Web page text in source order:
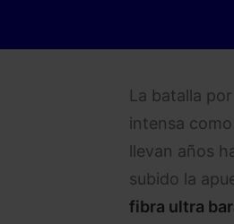
La batalla
intensa
llevan años
subido la
fibra ultra